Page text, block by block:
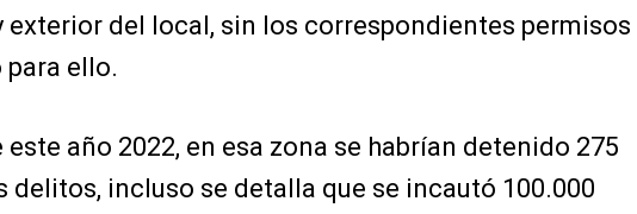
exterior del local, sin los correspondientes permisos
ello.
año 2022, en esa zona se habrían detenido 275
delitos, incluso se detalla que se incautó 100.000